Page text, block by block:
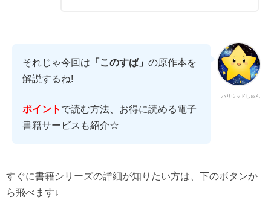
ハリウッドじゅん
それじゃ今回は 「このすば」 の原作本を
解説するね!
ポイント で読む方法、お得に読める電子
書籍サービスも紹介☆
すぐに書籍シリーズの詳細が知りたい方は、下のボタンか
ら飛べます↓